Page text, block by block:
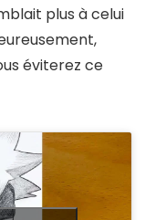
plus à celui
éviterez ce